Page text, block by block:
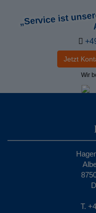
„Service ist
Jetzt
Wir
T.